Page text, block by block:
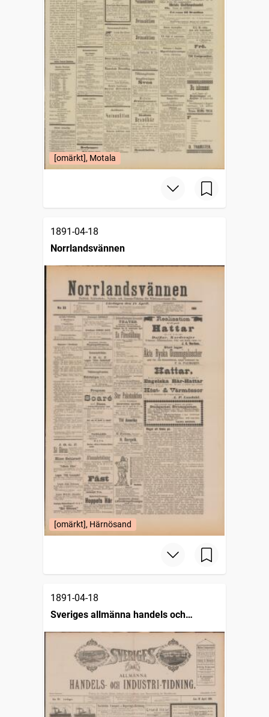
[omärkt], Motala
1891-04-18
Norrlandsvännen
[omärkt], Härnösand
1891-04-18
Sveriges allmänna handels och
industritidning (Malmö : 1890)